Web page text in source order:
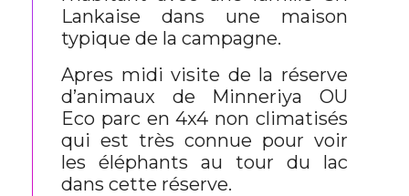
Lankaise dans une maison
typique de la campagne.
Apres midi visite de la réserve
d’animaux de Minneriya OU
Eco parc en 4x4 non climatisés
qui est très connue pour voir
les éléphants au tour du lac
dans cette réserve.